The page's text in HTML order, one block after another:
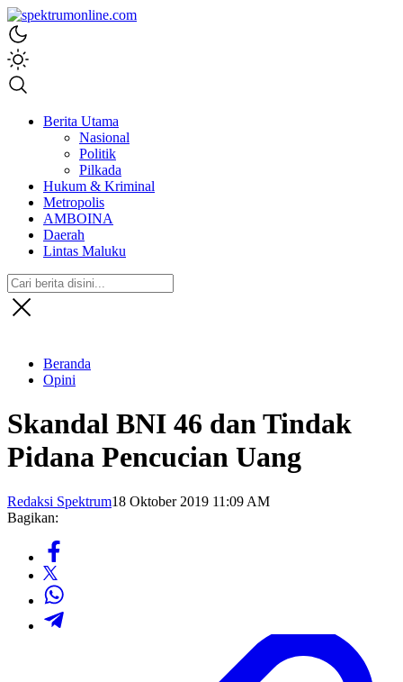
spektrumonline.com
Berita Utama
Nasional
Politik
Pilkada
Hukum & Kriminal
Metropolis
AMBOINA
Daerah
Lintas Maluku
Beranda
Opini
Skandal BNI 46 dan Tindak
Pidana Pencucian Uang
Redaksi Spektrum18 Oktober 2019 11:09 AM
Bagikan: